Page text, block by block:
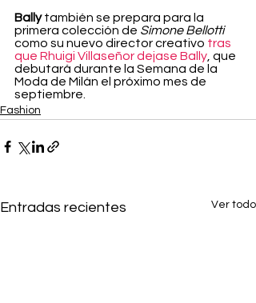
Bally también se prepara para la
primera colección de Simone Bellotti
como su nuevo director creativo tras
que Rhuigi Villaseñor dejase Bally , que
debutará durante la Semana de la
Moda de Milán el próximo mes de
septiembre.
Fashion
Entradas recientes Ver todo